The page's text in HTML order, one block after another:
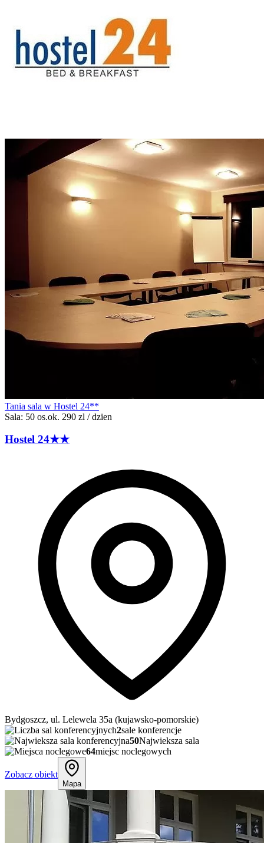
Tania sala w Hostel 24**
Sala: 50 os.ok. 290 zl / dzien
Hostel 24★★
Bydgoszcz, ul. Lelewela 35a (kujawsko-pomorskie)
2sale konferencje
50Najwieksza sala
64miejsc noclegowych
Zobacz obiekt
Mapa